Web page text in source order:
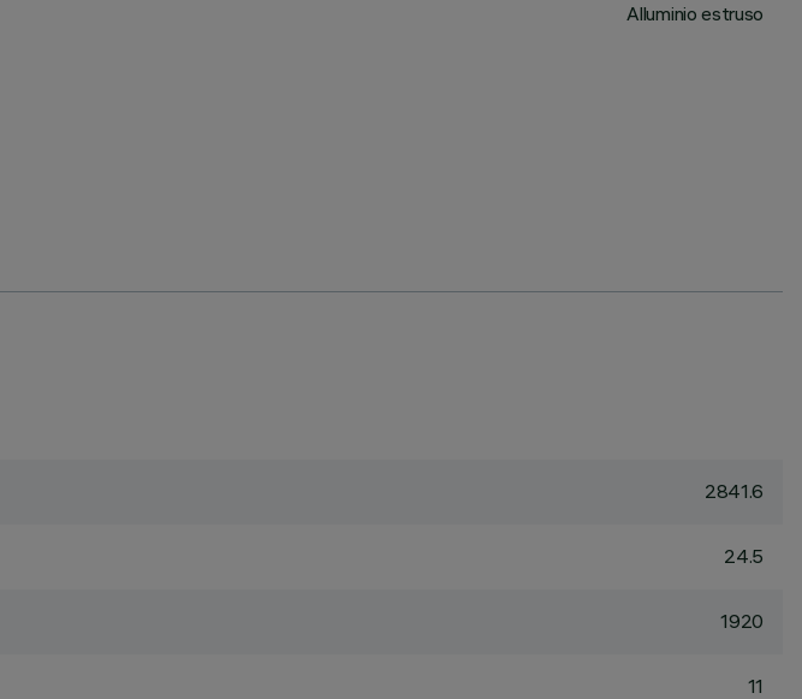
Alluminio estruso
2841.6
24.5
1920
11